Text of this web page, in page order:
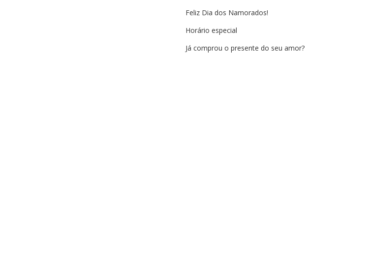
Feliz Dia dos Namorados!
Horário especial
Já comprou o presente do seu amor?